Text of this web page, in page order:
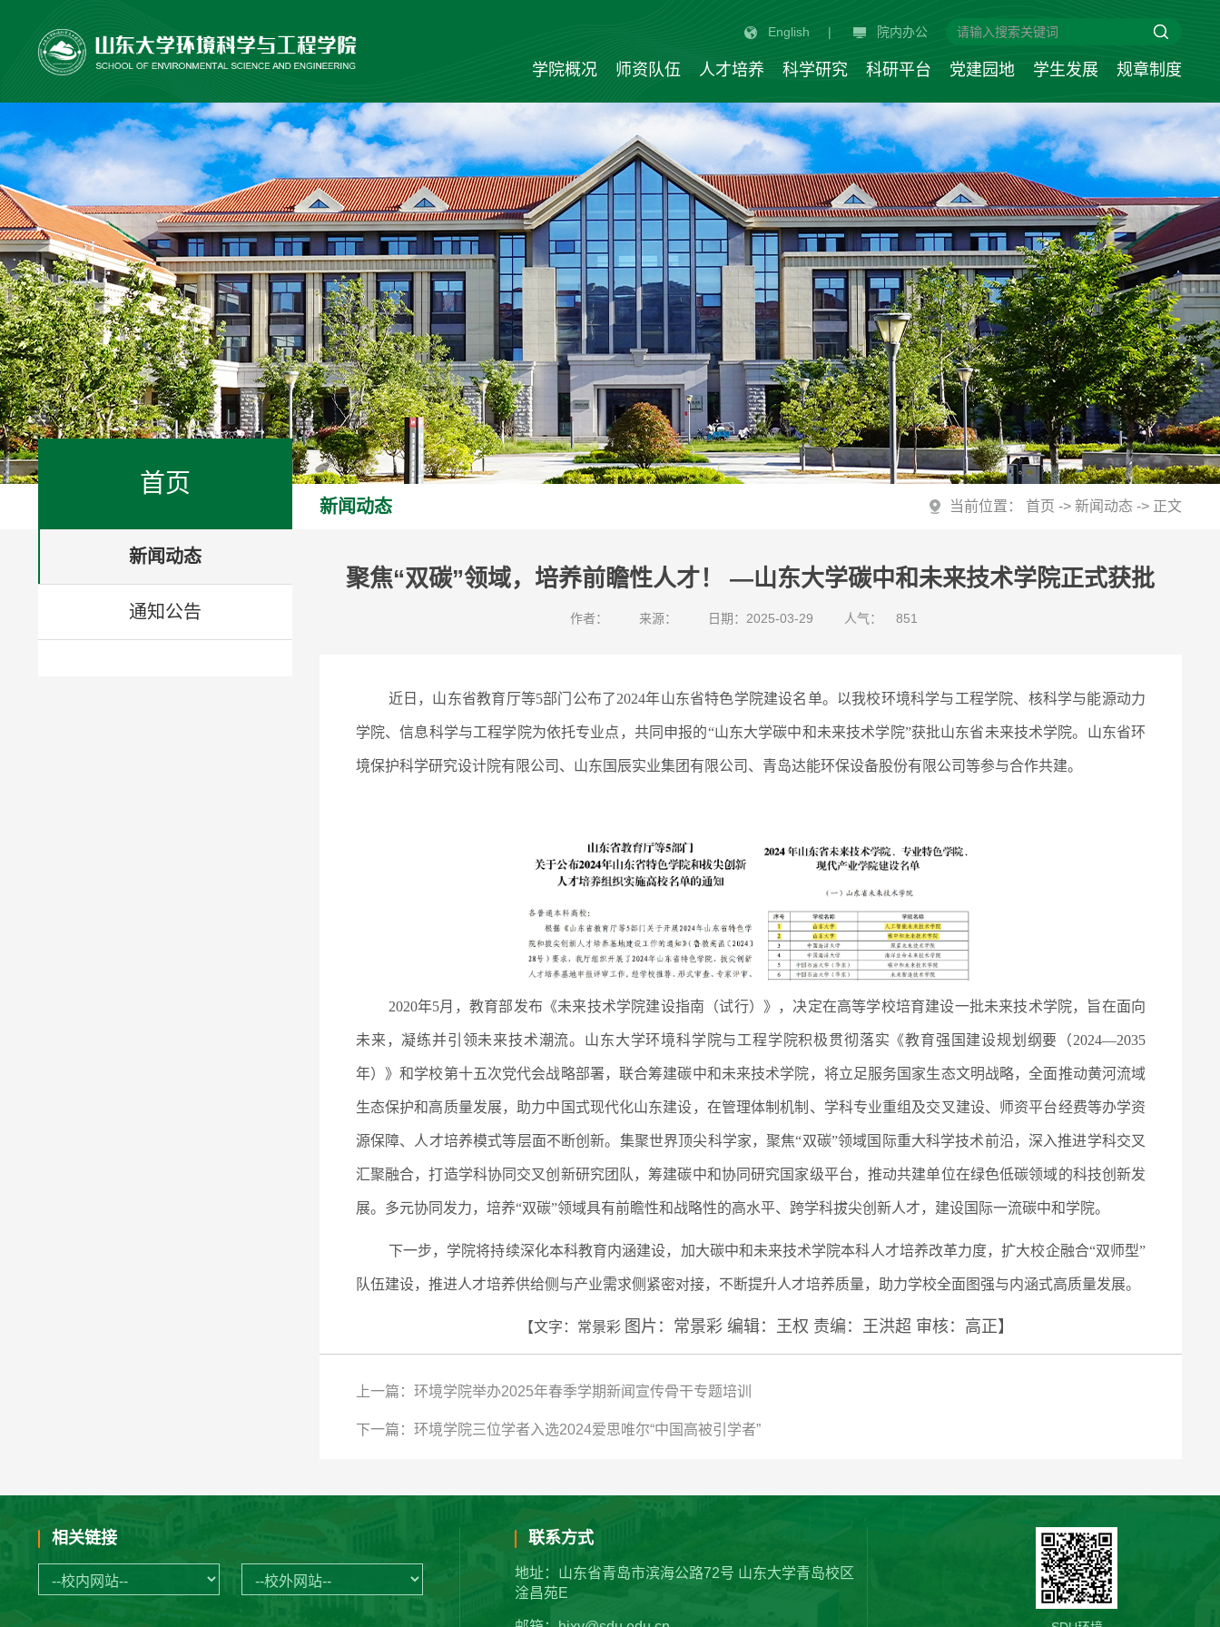
English | 院内办公
学院概况 师资队伍 人才培养 科学研究 科研平台 党建园地 学生发展 规章制度
首页
新闻动态
通知公告
新闻动态 当前位置： 首页 ->新闻动态 -> 正文
聚焦“双碳”领域，培养前瞻性人才！ —山东大学碳中和未来技术学院正式获批
作者： 来源： 日期：2025-03-29 人气： 851
近日，山东省教育厅等5部门公布了2024年山东省特色学院建设名单。以我校环境科学与工程学院、核科学与能源动力
学院、信息科学与工程学院为依托专业点，共同申报的“山东大学碳中和未来技术学院”获批山东省未来技术学院。山东省环
境保护科学研究设计院有限公司、山东国辰实业集团有限公司、青岛达能环保设备股份有限公司等参与合作共建。
2020年5月，教育部发布《未来技术学院建设指南（试行）》，决定在高等学校培育建设一批未来技术学院，旨在面向
未来，凝练并引领未来技术潮流。山东大学环境科学院与工程学院积极贯彻落实《教育强国建设规划纲要（2024—2035
年）》和学校第十五次党代会战略部署，联合筹建碳中和未来技术学院，将立足服务国家生态文明战略，全面推动黄河流域
生态保护和高质量发展，助力中国式现代化山东建设，在管理体制机制、学科专业重组及交叉建设、师资平台经费等办学资
源保障、人才培养模式等层面不断创新。集聚世界顶尖科学家，聚焦“双碳”领域国际重大科学技术前沿，深入推进学科交叉
汇聚融合，打造学科协同交叉创新研究团队，筹建碳中和协同研究国家级平台，推动共建单位在绿色低碳领域的科技创新发
展。多元协同发力，培养“双碳”领域具有前瞻性和战略性的高水平、跨学科拔尖创新人才，建设国际一流碳中和学院。
下一步，学院将持续深化本科教育内涵建设，加大碳中和未来技术学院本科人才培养改革力度，扩大校企融合“双师型”
队伍建设，推进人才培养供给侧与产业需求侧紧密对接，不断提升人才培养质量，助力学校全面图强与内涵式高质量发展。
【文字：常景彩 图片：常景彩 编辑：王权 责编：王洪超 审核：高正】
上一篇：环境学院举办2025年春季学期新闻宣传骨干专题培训
下一篇：环境学院三位学者入选2024爱思唯尔“中国高被引学者”
相关链接 联系方式
地址：山东省青岛市滨海公路72号 山东大学青岛校区
淦昌苑E